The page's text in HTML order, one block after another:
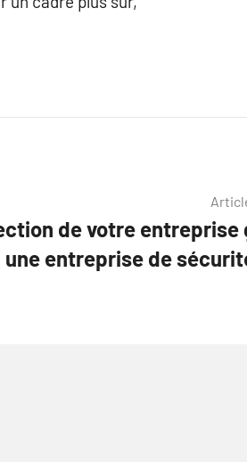
de votre entreprise
une entreprise de